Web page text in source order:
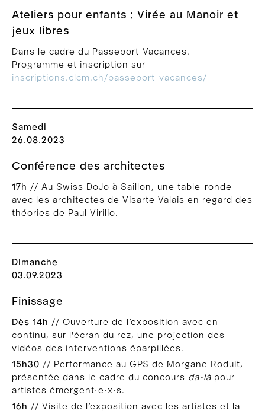
Ateliers pour enfants : Virée au Manoir et
jeux libres
Dans le cadre du Passeport-Vacances.
Programme et inscription sur
inscriptions.clcm.ch/passeport-vacances/
Samedi
26.08.2023
Conférence des architectes
17h // Au Swiss DoJo à Saillon, une table-ronde
avec les architectes de Visarte Valais en regard des
théories de Paul Virilio.
Dimanche
03.09.2023
Finissage
Dès 14h // Ouverture de l’exposition avec en
continu, sur l'écran du rez, une projection des
vidéos des interventions éparpillées.
15h30 // Performance au GPS de Morgane Roduit,
présentée dans le cadre du concours da-là pour
artistes émergent·e·x·s.
16h // Visite de l’exposition avec les artistes et la